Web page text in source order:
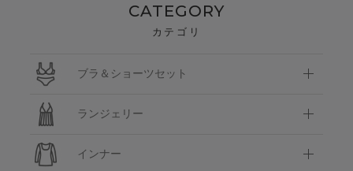
CATEGORY
カテゴリ
ブラ＆ショーツセット
ランジェリー
インナー